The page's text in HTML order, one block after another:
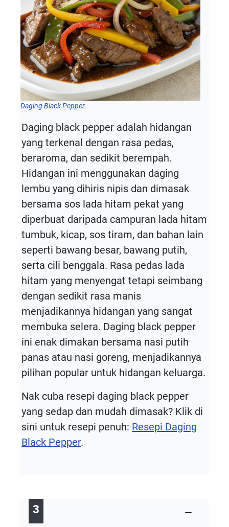
Daging Black Pepper
Daging black pepper adalah hidangan
yang terkenal dengan rasa pedas,
beraroma, dan sedikit berempah.
Hidangan ini menggunakan daging
lembu yang dihiris nipis dan dimasak
bersama sos lada hitam pekat yang
diperbuat daripada campuran lada hitam
tumbuk, kicap, sos tiram, dan bahan lain
seperti bawang besar, bawang putih,
serta cili benggala. Rasa pedas lada
hitam yang menyengat tetapi seimbang
dengan sedikit rasa manis
menjadikannya hidangan yang sangat
membuka selera. Daging black pepper
ini enak dimakan bersama nasi putih
panas atau nasi goreng, menjadikannya
pilihan popular untuk hidangan keluarga.
Nak cuba resepi daging black pepper
yang sedap dan mudah dimasak? Klik di
sini untuk resepi penuh: Resepi Daging
Black Pepper.
3